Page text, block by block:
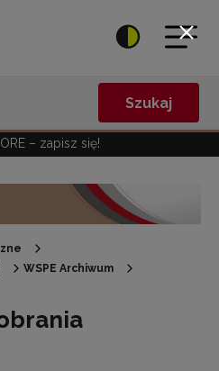
Szukaj
– zapisz się!
WSPE Archiwum